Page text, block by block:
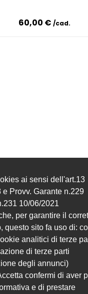
ai sensi dell'art.13
Provv. Garante n.229
10/06/2021
per garantire il
questo sito fa uso di:
analitici di terze
di terze parti
degli annunci)
confermi di aver
e di prestare
60,00 € cad.